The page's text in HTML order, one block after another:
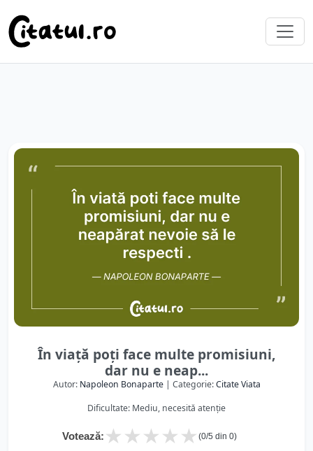
În viață poți face multe promisiuni,
dar nu e neap...
Autor: Napoleon Bonaparte| Categorie:Citate Viata
Dificultate: Mediu, necesită atenție
Votează: ★
★
★
★
★ (0/5 din 0)